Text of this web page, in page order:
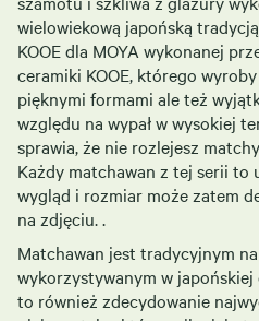
wielowiekową japońską
KOOE dla MOYA wykonanej
ceramiki KOOE, którego
pięknymi formami ale też
względu na wypał w wysokiej
sprawia, że nie rozlejesz
Każdy matchawan z tej serii to
wygląd i rozmiar może zatem
na zdjęciu. .
Matchawan jest tradycyjnym
wykorzystywanym w
to również zdecydowanie